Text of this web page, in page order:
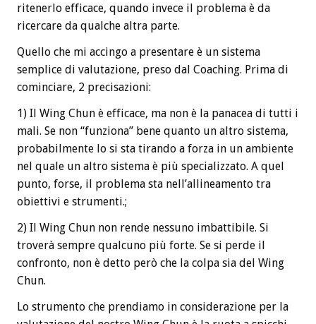
ritenerlo efficace, quando invece il problema è da
ricercare da qualche altra parte.
Quello che mi accingo a presentare è un sistema
semplice di valutazione, preso dal Coaching. Prima di
cominciare, 2 precisazioni:
1) Il Wing Chun è efficace, ma non è la panacea di tutti i
mali. Se non “funziona” bene quanto un altro sistema,
probabilmente lo si sta tirando a forza in un ambiente
nel quale un altro sistema è più specializzato. A quel
punto, forse, il problema sta nell’allineamento tra
obiettivi e strumenti.;
2) Il Wing Chun non rende nessuno imbattibile. Si
troverà sempre qualcuno più forte. Se si perde il
confronto, non è detto però che la colpa sia del Wing
Chun.
Lo strumento che prendiamo in considerazione per la